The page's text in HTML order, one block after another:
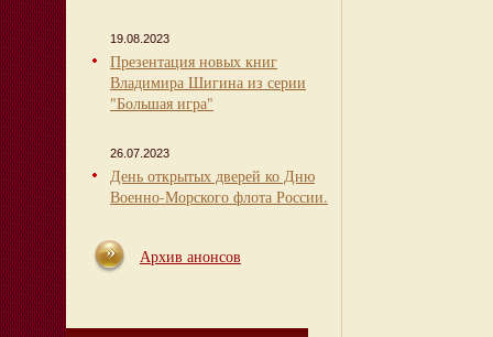
19.08.2023
Презентация новых книг
Владимира Шигина из серии
"Большая игра"
26.07.2023
День открытых дверей ко Дню
Военно-Морского флота России.
Архив анонсов